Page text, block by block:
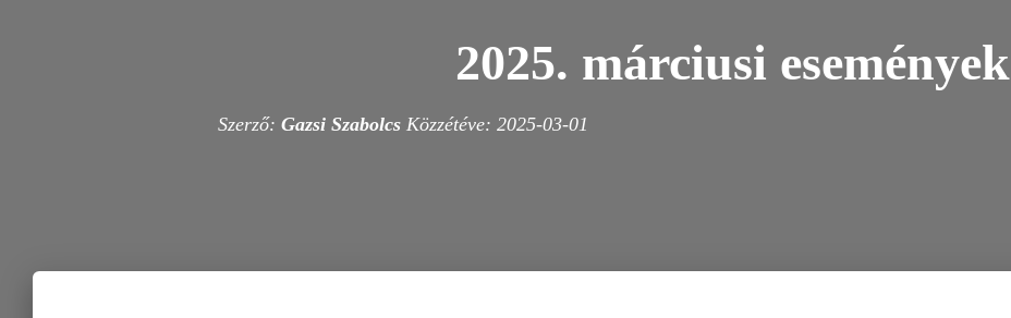
2025. márciusi események
Szerző: Gazsi SzabolcsKözzétéve: 2025-03-01